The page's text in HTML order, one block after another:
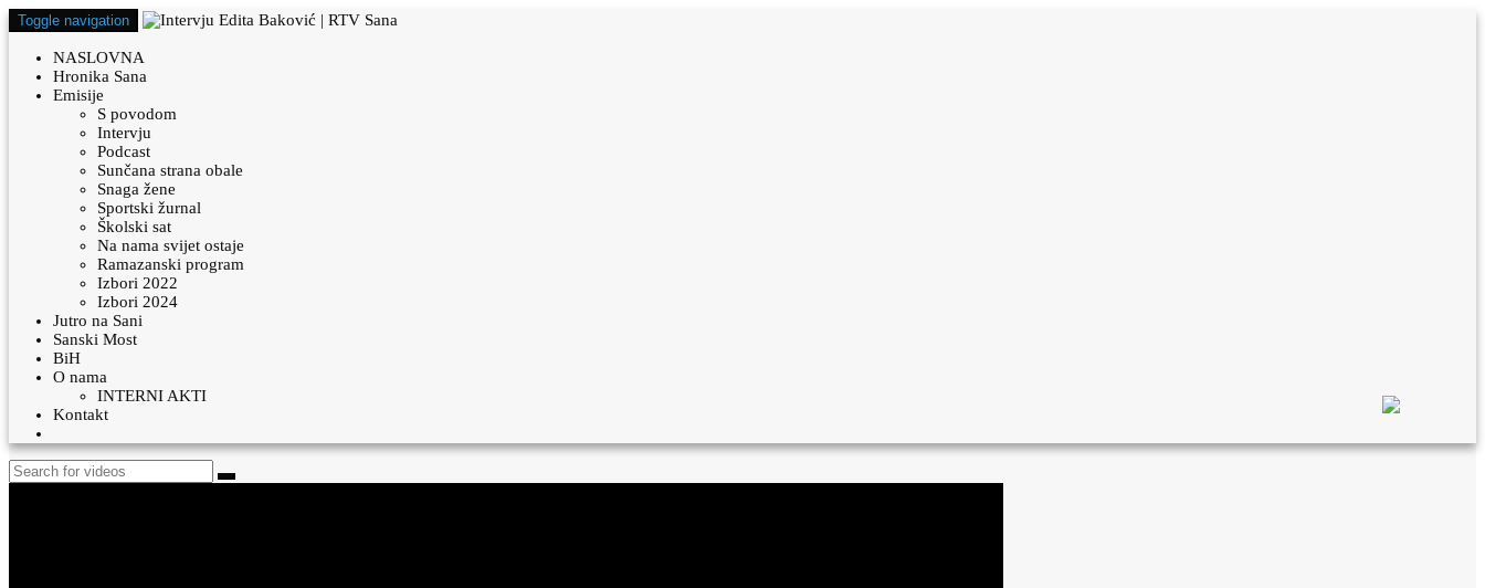
Toggle navigation
NASLOVNA
Hronika Sana
Emisije
S povodom
Intervju
Podcast
Sunčana strana obale
Snaga žene
Sportski žurnal
Školski sat
Na nama svijet ostaje
Ramazanski program
Izbori 2022
Izbori 2024
Jutro na Sani
Sanski Most
BiH
O nama
INTERNI AKTI
Kontakt